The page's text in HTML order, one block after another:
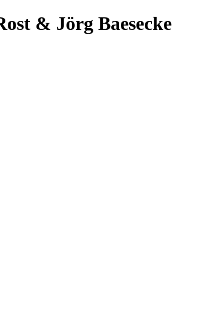
& Jörg Baesecke